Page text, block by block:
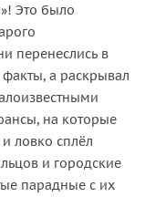
Это было
перенеслись в
а раскрывал
на которые
ловко сплёл
и городские
парадные с их